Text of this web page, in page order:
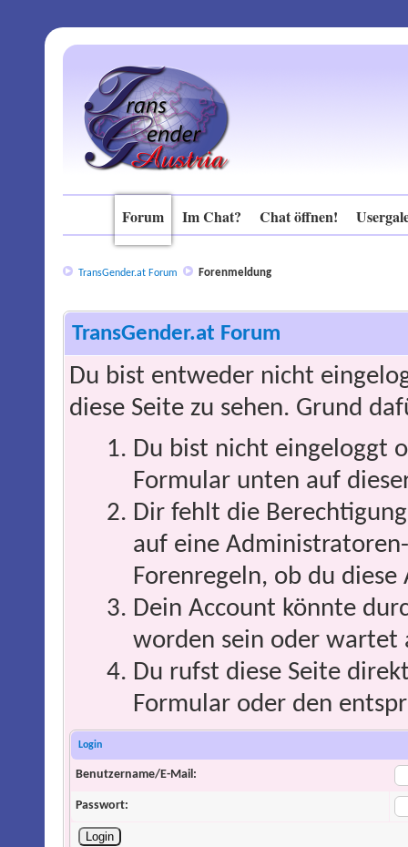
Forum Im Chat? Chat öffnen!
TransGender.at Forum Forenmeldung
TransGender.at Forum
Du bist entweder nicht
diese Seite zu sehen. Grund
Du bist nicht eingeloggt
Formular unten auf
Dir fehlt die
auf eine
Forenregeln, ob du
Dein Account könnte
worden sein oder wartet
Du rufst diese Seite
Formular oder den
Login
Benutzername/E-Mail:
Passwort: